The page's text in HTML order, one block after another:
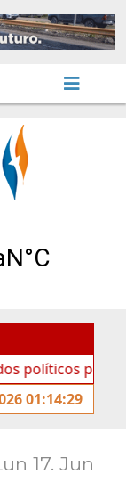
por «ficha
01:14:29
17. Jun